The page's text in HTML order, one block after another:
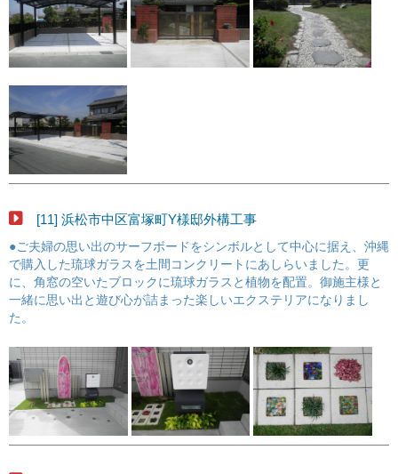
[11] 浜松市中区富塚町Y様邸外構工事
●ご夫婦の思い出のサーフボードをシンボルとして中心に据え、沖縄
で購入した琉球ガラスを土間コンクリートにあしらいました。更
に、角窓の空いたブロックに琉球ガラスと植物を配置。御施主様と
一緒に思い出と遊び心が詰まった楽しいエクステリアになりまし
た。